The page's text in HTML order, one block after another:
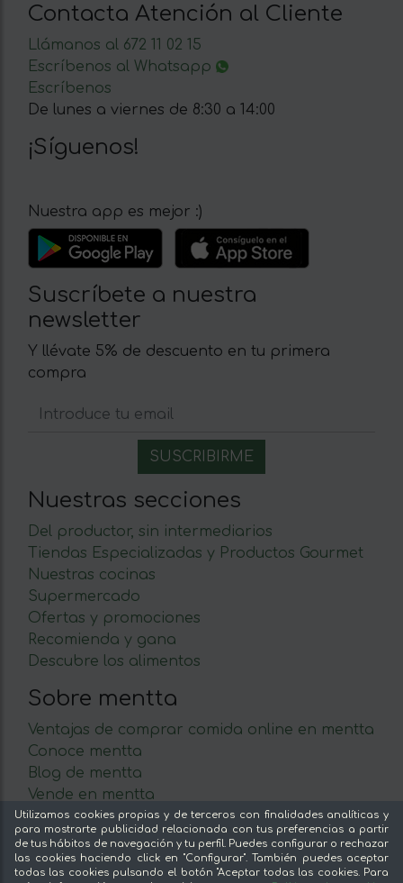
Contacta Atención al Cliente
Llámanos al 672 11 02 15
Escríbenos al Whatsapp
Escríbenos
De lunes a viernes de 8:30 a 14:00
¡Síguenos!
Nuestra app es mejor :)
Suscríbete a nuestra
newsletter
Y llévate 5% de descuento en tu primera
compra
Nuestras secciones
Del productor, sin intermediarios
Tiendas Especializadas y Productos Gourmet
Nuestras cocinas
Supermercado
Ofertas y promociones
Recomienda y gana
Descubre los alimentos
Sobre mentta
Ventajas de comprar comida online en mentta
Conoce mentta
Blog de mentta
Vende en mentta
Fidelización
Preguntas frecuentes
Legal
Utilizamos cookies propias y de terceros con finalidades analíticas y
para mostrarte publicidad relacionada con tus preferencias a partir
de tus hábitos de navegación y tu perfil. Puedes configurar o rechazar
las cookies haciendo click en "Configurar". También puedes aceptar
todas las cookies pulsando el botón "Aceptar todas las cookies. Para